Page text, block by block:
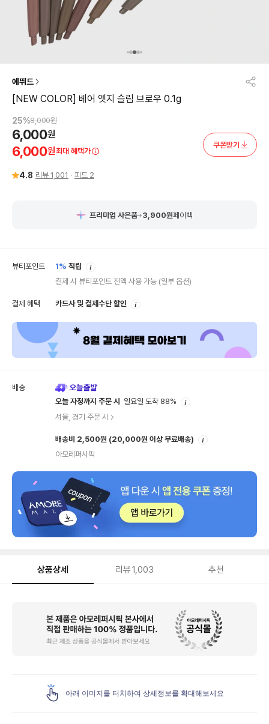
에뛰드
[NEW COLOR] 베어 엣지 슬림 브로우 0.1g
25%8,000원
6,000원
6,000원최대 혜택가
쿠폰받기
4.8 리뷰 1,001 피드 2
프리미엄 사은품+3,900원페이백
뷰티포인트 1% 적립
결제 시 뷰티포인트 전액 사용 가능 (일부 옵션)
결제 혜택 카드사 및 결제수단 할인
배송
오늘 자정까지 주문 시
일요일 도착 88%
서울, 경기 주문 시
배송비 2,500원 (20,000원 이상 무료배송)
아모레퍼시픽
상품상세 리뷰1,003 추천
아래 이미지를 터치하여 상세정보를 확대해보세요